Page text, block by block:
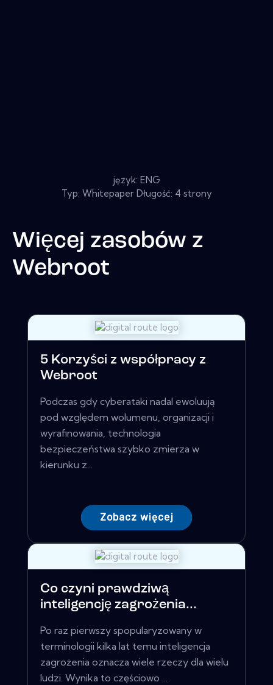
język: ENG
Typ: Whitepaper Długość: 4 strony
Więcej zasobów z
Webroot
5 Korzyści z współpracy z
Webroot
Podczas gdy cyberataki nadal ewoluują
pod względem wolumenu, organizacji i
wyrafinowania, technologia
bezpieczeństwa szybko zmierza w
kierunku z...
Zobacz więcej
Co czyni prawdziwą
inteligencję zagrożenia...
Po raz pierwszy spopularyzowany w
terminologii kilka lat temu inteligencja
zagrożenia oznacza wiele rzeczy dla wielu
ludzi. Wynika to częściowo ...